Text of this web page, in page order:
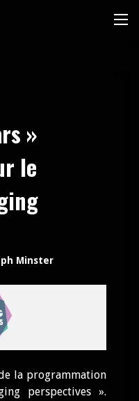
»
le
Minster
la programmation
perspectives ».